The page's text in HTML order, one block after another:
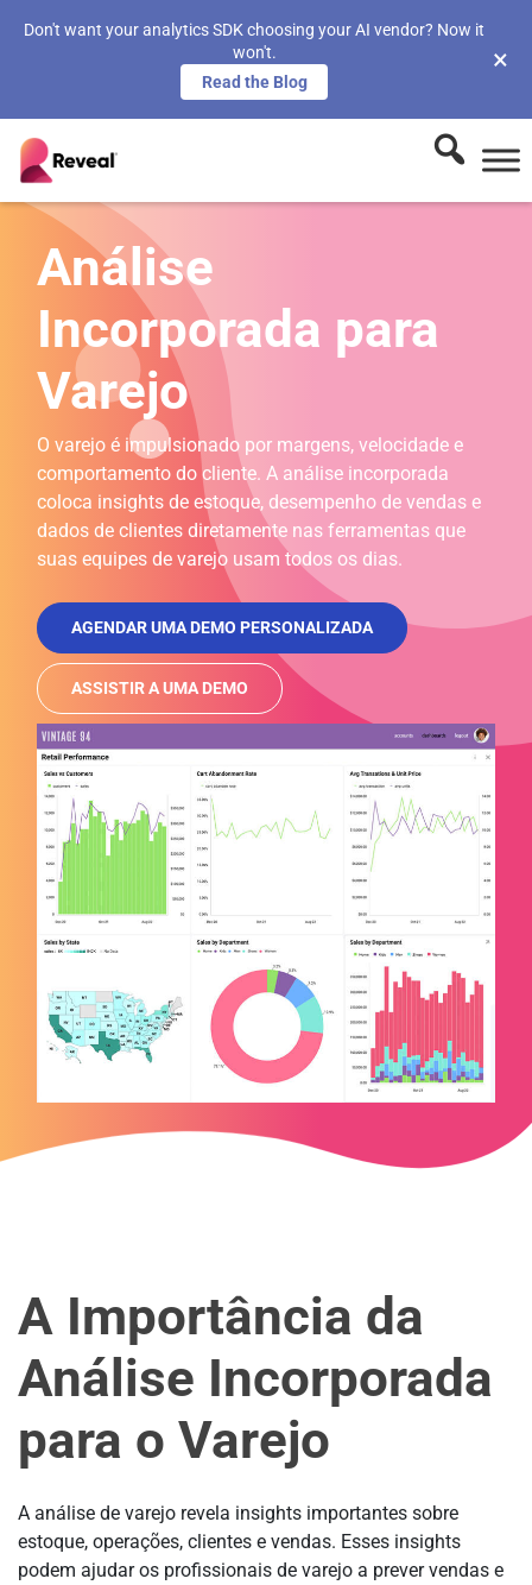
Don't want your analytics SDK choosing your AI vendor? Now it
won't.
Read the Blog
×
Análise
Incorporada para
Varejo
O varejo é impulsionado por margens, velocidade e
comportamento do cliente. A análise incorporada
coloca insights de estoque, desempenho de vendas e
dados de clientes diretamente nas ferramentas que
suas equipes de varejo usam todos os dias.
AGENDAR UMA DEMO PERSONALIZADA
ASSISTIR A UMA DEMO
A Importância da
Análise Incorporada
para o Varejo
A análise de varejo revela insights importantes sobre
estoque, operações, clientes e vendas. Esses insights
podem ajudar os profissionais de varejo a prever vendas e